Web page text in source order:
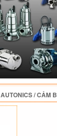
AUTONICS/CẢM